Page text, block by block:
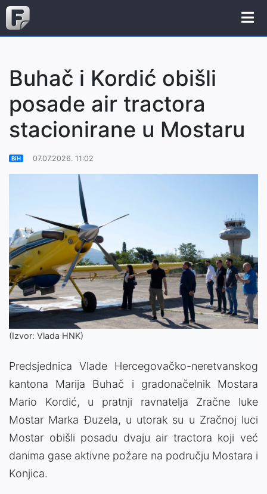
Buhač i Kordić obišli
posade air tractora
stacionirane u Mostaru
BiH 07.07.2026. 11:02
(Izvor: Vlada HNK)
Predsjednica Vlade Hercegovačko-neretvanskog
kantona Marija Buhač i gradonačelnik Mostara
Mario Kordić, u pratnji ravnatelja Zračne luke
Mostar Marka Đuzela, u utorak su u Zračnoj luci
Mostar obišli posadu dvaju air tractora koji već
danima gase aktivne požare na području Mostara i
Konjica.